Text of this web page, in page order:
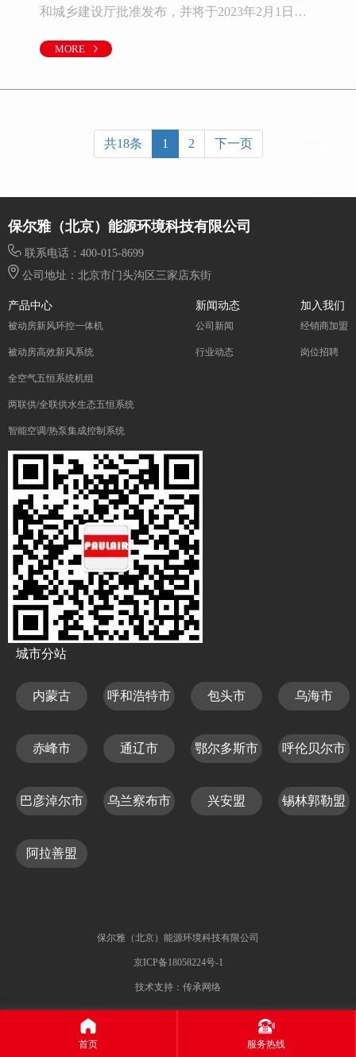
首页 服务热线
和城乡建设厅批准发布，并将于2023年2月1日开
资源等实际情况，借鉴国内外被动房和近零能耗
建筑的术语与定义、基本规定、设计技术指标、
MORE
共18条 1 2 下一页
保尔雅（北京）能源环境科技有限公司
联系电话：400-015-8699
公司地址：北京市门头沟区三家店东街
产品中心
被动房新风环控一体机
被动房高效新风系统
全空气五恒系统机组
两联供/全联供水生态五恒系统
智能空调/热泵集成控制系统
新闻动态
公司新闻
行业动态
加入我们
经销商加盟
岗位招聘
城市分站
内蒙古 呼和浩特市 包头市 乌海市
赤峰市 通辽市 鄂尔多斯市 呼伦贝尔市
巴彦淖尔市 乌兰察布市 兴安盟 锡林郭勒盟
阿拉善盟
保尔雅（北京）能源环境科技有限公司
京ICP备18058224号-1
技术支持：传承网络